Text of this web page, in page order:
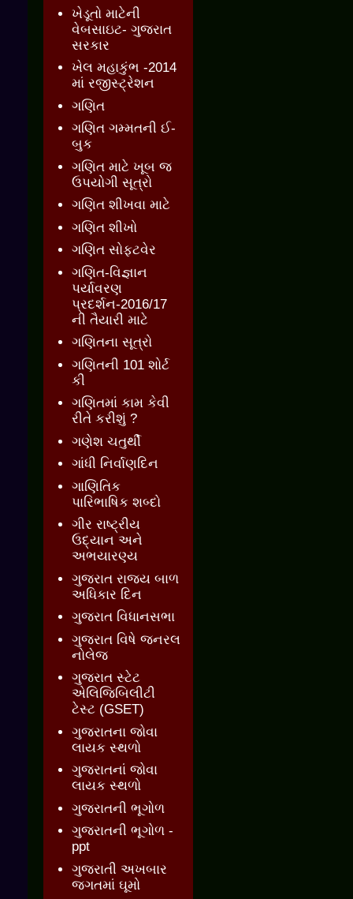
ખેડૂતો માટેની
વેબસાઇટ- ગુજરાત
સરકાર
ખેલ મહાકુંભ -2014
માં રજીસ્ટ્રેશન
ગણિત
ગણિત ગમ્મતની ઈ-
બુક
ગણિત માટે ખૂબ જ
ઉપયોગી સૂત્રો
ગણિત શીખવા માટે
ગણિત શીખો
ગણિત સોફ્ટવેર
ગણિત-વિજ્ઞાન
પર્યાવરણ
પ્રદર્શન-2016/17
ની તૈયારી માટે
ગણિતના સૂત્રો
ગણિતની 101 શોર્ટ
કી
ગણિતમાં કામ કેવી
રીતે કરીશું ?
ગણેશ ચતુર્થી
ગાંધી નિર્વાણદિન
ગાણિતિક
પારિભાષિક શબ્દો
ગીર રાષ્ટ્રીય
ઉદ્યાન અને
અભયારણ્ય
ગુજરાત રાજ્ય બાળ
અધિકાર દિન
ગુજરાત વિધાનસભા
ગુજરાત વિષે જનરલ
નોલેજ
ગુજરાત સ્ટેટ
એલિજિબિલીટી
ટેસ્ટ (GSET)
ગુજરાતના જોવા
લાયક સ્થળો
ગુજરાતનાં જોવા
લાયક સ્થળો
ગુજરાતની ભૂગોળ
ગુજરાતની ભૂગોળ -
ppt
ગુજરાતી અખબાર
જગતમાં ઘૂમો